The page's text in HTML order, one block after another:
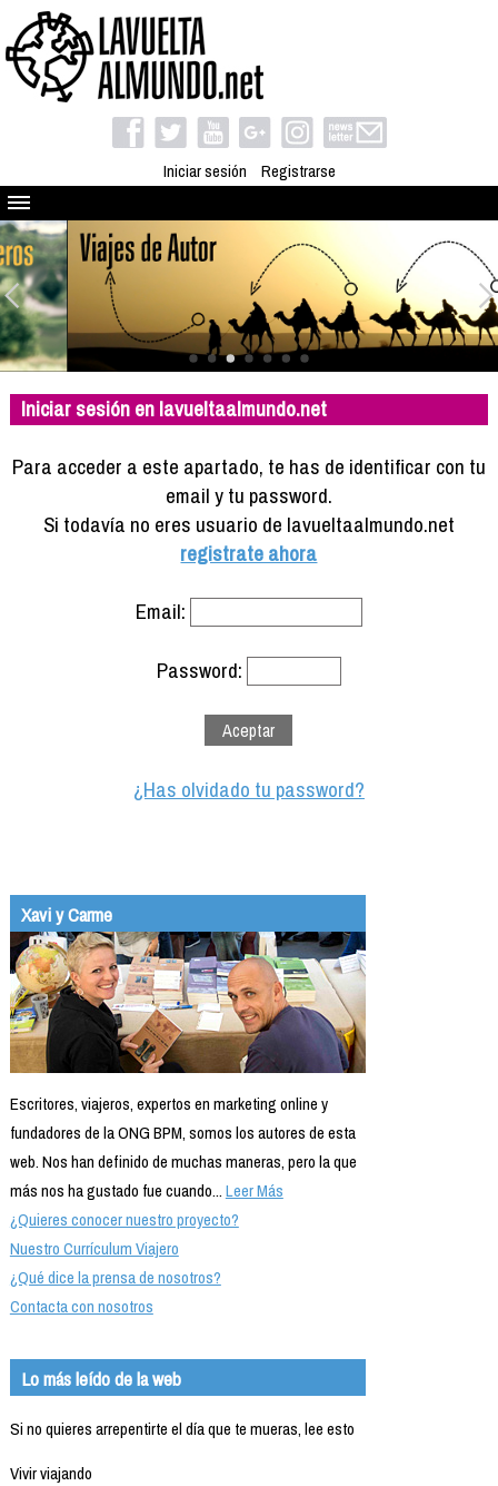
Iniciar sesión Registrarse
Quienes somos
El proyecto
Blog
Viaja con nosotros
Camino solidario
Libros
Compañeros de viaje
Info viajeros
Iniciar sesión en lavueltaalmundo.net
Para acceder a este apartado, te has de identificar con tu
email y tu password.
Si todavía no eres usuario de lavueltaalmundo.net
registrate ahora
Email:
Password:
¿Has olvidado tu password?
Xavi y Carme
Escritores, viajeros, expertos en marketing online y
fundadores de la ONG BPM, somos los autores de esta
web. Nos han definido de muchas maneras, pero la que
más nos ha gustado fue cuando...Leer Más
¿Quieres conocer nuestro proyecto?
Nuestro Currículum Viajero
¿Qué dice la prensa de nosotros?
Contacta con nosotros
Lo más leído de la web
Si no quieres arrepentirte el día que te mueras, lee esto
Vivir viajando